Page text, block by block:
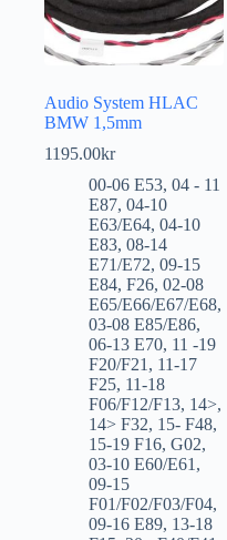
Audio System HLAC
BMW 1,5mm
1195.00kr
00-06 E53, 04 - 11
E87, 04-10
E63/E64, 04-10
E83, 08-14
E71/E72, 09-15
E84, F26, 02-08
E65/E66/E67/E68,
03-08 E85/E86,
06-13 E70, 11 -19
F20/F21 , 11-17
F25, 11-18
F06/F12/F13, 14>,
14> F32, 15- F48,
15-19 F16, G02,
03-10 E60/E61 ,
09-15
F01/F02/F03/F04,
09-16 E89, 13-18